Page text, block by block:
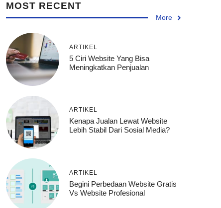
MOST RECENT
More
ARTIKEL
5 Ciri Website Yang Bisa
Meningkatkan Penjualan
ARTIKEL
Kenapa Jualan Lewat Website
Lebih Stabil Dari Sosial Media?
ARTIKEL
Begini Perbedaan Website Gratis
Vs Website Profesional